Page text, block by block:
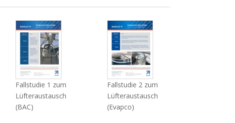
Fallstudie 1 zum
Lüfteraustausch
(BAC)
Fallstudie 2 zum
Lüfteraustausch
(Evapco)